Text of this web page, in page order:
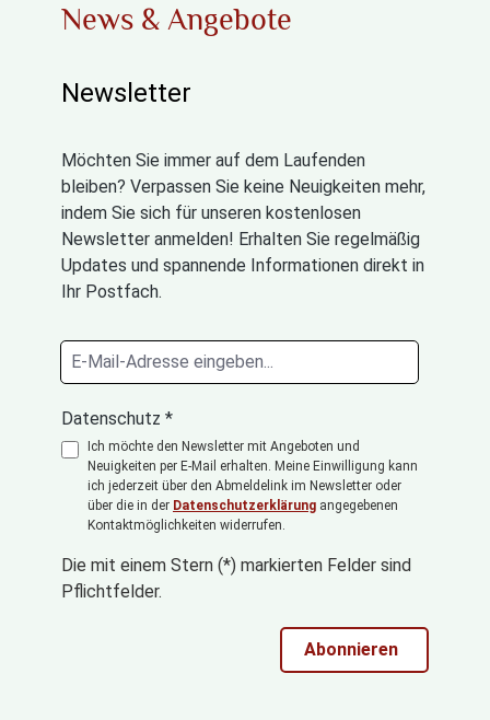
News & Angebote
Newsletter
Möchten Sie immer auf dem Laufenden
bleiben? Verpassen Sie keine Neuigkeiten mehr,
indem Sie sich für unseren kostenlosen
Newsletter anmelden! Erhalten Sie regelmäßig
Updates und spannende Informationen direkt in
Ihr Postfach.
Datenschutz *
Ich möchte den Newsletter mit Angeboten und
Neuigkeiten per E-Mail erhalten. Meine Einwilligung kann
ich jederzeit über den Abmeldelink im Newsletter oder
über die in der Datenschutzerklärung angegebenen
Kontaktmöglichkeiten widerrufen.
Die mit einem Stern (*) markierten Felder sind
Pflichtfelder.
Abonnieren